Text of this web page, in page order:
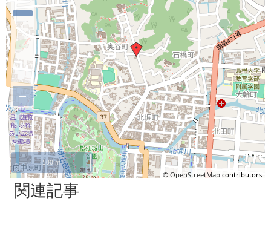
−
©OpenStreetMap contributors.
500 m
関連記事